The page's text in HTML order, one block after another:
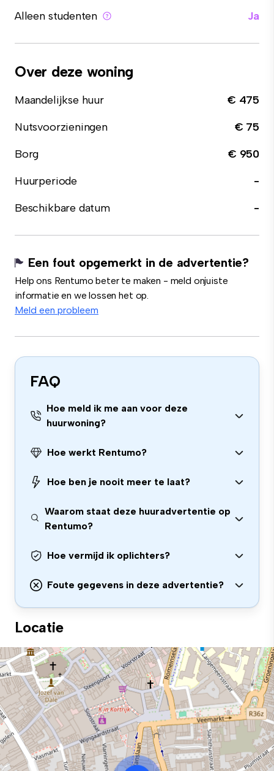
Alleen studenten
Ja
Over deze woning
Maandelijkse huur
€ 475
Nutsvoorzieningen
€ 75
Borg
€ 950
Huurperiode
-
Beschikbare datum
-
Een fout opgemerkt in de advertentie?
Help ons Rentumo beter te maken - meld onjuiste
informatie en we lossen het op.
Meld een probleem
FAQ
Hoe meld ik me aan voor deze
huurwoning?
Hoe werkt Rentumo?
Hoe ben je nooit meer te laat?
Waarom staat deze huuradvertentie op
Rentumo?
Hoe vermijd ik oplichters?
Foute gegevens in deze advertentie?
Locatie